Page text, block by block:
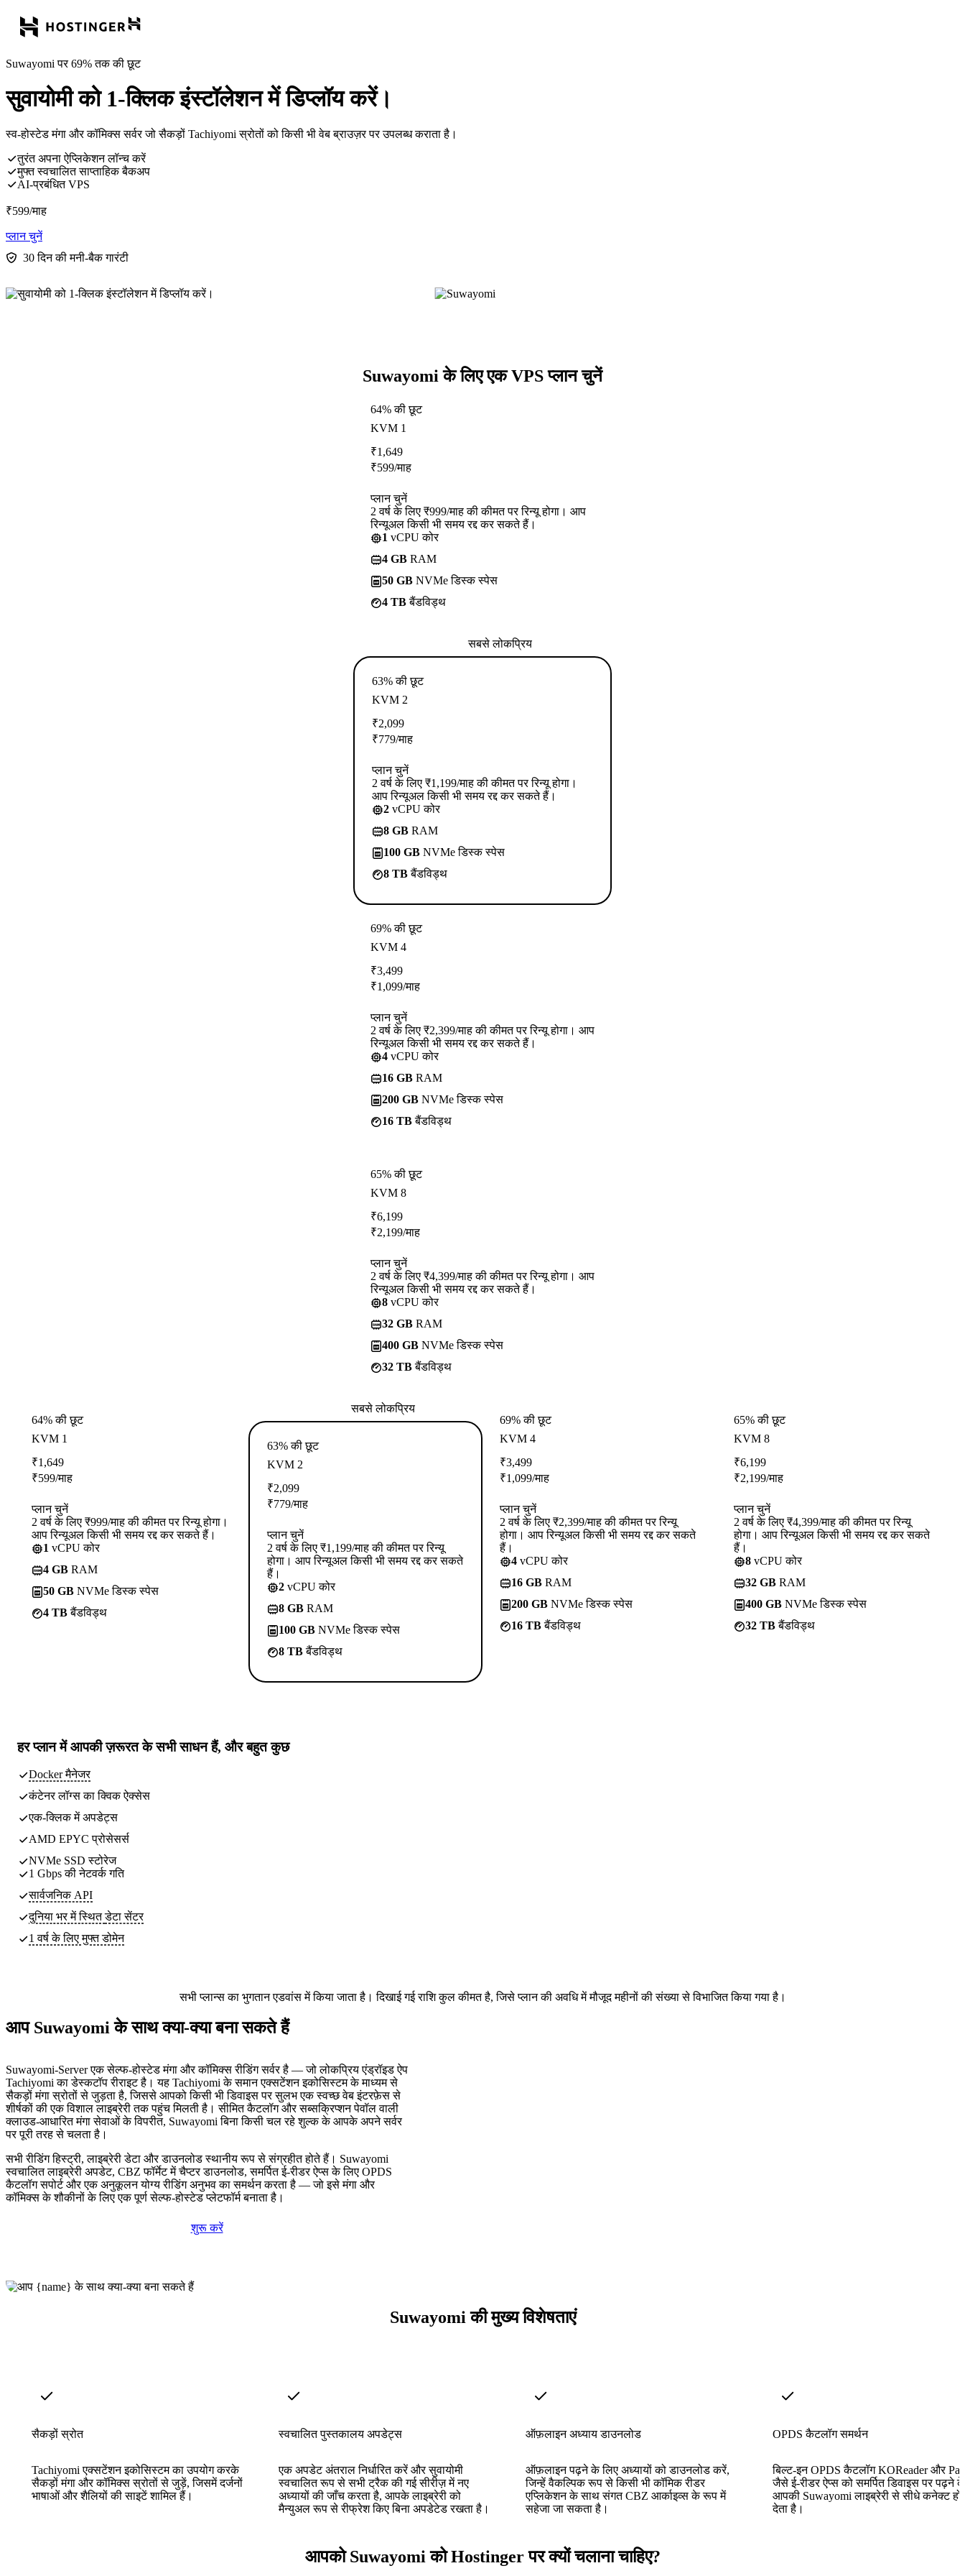
Suwayomi पर 69% तक की छूट
सुवायोमी को 1-क्लिक इंस्टॉलेशन में डिप्लॉय करें।
स्व-होस्टेड मंगा और कॉमिक्स सर्वर जो सैकड़ों Tachiyomi स्रोतों को किसी भी वेब ब्राउज़र पर उपलब्ध कराता है।
तुरंत अपना ऐप्लिकेशन लॉन्च करें
मुफ्त स्वचालित साप्ताहिक बैकअप
AI-प्रबंधित VPS
₹599/माह
प्लान चुनें
30 दिन की मनी-बैक गारंटी
Suwayomi के लिए एक VPS प्लान चुनें
64% की छूट
KVM 1
₹1,649
₹599/माह
प्लान चुनें
2 वर्ष के लिए ₹999/माह की कीमत पर रिन्यू होगा। आप
रिन्यूअल किसी भी समय रद्द कर सकते हैं।
1 vCPU कोर
4 GB RAM
50 GB NVMe डिस्क स्पेस
4 TBबैंडविड्थ
सबसे लोकप्रिय
63% की छूट
KVM 2
₹2,099
₹779/माह
प्लान चुनें
2 वर्ष के लिए ₹1,199/माह की कीमत पर रिन्यू होगा।
आप रिन्यूअल किसी भी समय रद्द कर सकते हैं।
2 vCPU कोर
8 GB RAM
100 GB NVMe डिस्क स्पेस
8 TBबैंडविड्थ
69% की छूट
KVM 4
₹3,499
₹1,099/माह
प्लान चुनें
2 वर्ष के लिए ₹2,399/माह की कीमत पर रिन्यू होगा। आप
रिन्यूअल किसी भी समय रद्द कर सकते हैं।
4 vCPU कोर
16 GB RAM
200 GB NVMe डिस्क स्पेस
16 TBबैंडविड्थ
65% की छूट
KVM 8
₹6,199
₹2,199/माह
प्लान चुनें
2 वर्ष के लिए ₹4,399/माह की कीमत पर रिन्यू होगा। आप
रिन्यूअल किसी भी समय रद्द कर सकते हैं।
8 vCPU कोर
32 GB RAM
400 GB NVMe डिस्क स्पेस
32 TBबैंडविड्थ
64% की छूट
KVM 1
₹1,649
₹599/माह
प्लान चुनें
2 वर्ष के लिए ₹999/माह की कीमत पर रिन्यू होगा।
आप रिन्यूअल किसी भी समय रद्द कर सकते हैं।
1 vCPU कोर
4 GB RAM
50 GB NVMe डिस्क स्पेस
4 TBबैंडविड्थ
सबसे लोकप्रिय
63% की छूट
KVM 2
₹2,099
₹779/माह
प्लान चुनें
2 वर्ष के लिए ₹1,199/माह की कीमत पर रिन्यू
होगा। आप रिन्यूअल किसी भी समय रद्द कर सकते
हैं।
2 vCPU कोर
8 GB RAM
100 GB NVMe डिस्क स्पेस
8 TBबैंडविड्थ
69% की छूट
KVM 4
₹3,499
₹1,099/माह
प्लान चुनें
2 वर्ष के लिए ₹2,399/माह की कीमत पर रिन्यू
होगा। आप रिन्यूअल किसी भी समय रद्द कर सकते
हैं।
4 vCPU कोर
16 GB RAM
200 GB NVMe डिस्क स्पेस
16 TBबैंडविड्थ
65% की छूट
KVM 8
₹6,199
₹2,199/माह
प्लान चुनें
2 वर्ष के लिए ₹4,399/माह की कीमत पर रिन्यू
होगा। आप रिन्यूअल किसी भी समय रद्द कर सकते
हैं।
8 vCPU कोर
32 GB RAM
400 GB NVMe डिस्क स्पेस
32 TBबैंडविड्थ
हर प्लान मेंआपकी ज़रूरत के सभी साधनहैं, और बहुत कुछ
Docker मैनेजर
कंटेनर लॉग्स का क्विक ऐक्सेस
एक-क्लिक में अपडेट्स
AMD EPYC प्रोसेसर्स
NVMe SSD स्टोरेज
1 Gbps की नेटवर्क गति
सार्वजनिक API
दुनिया भर में स्थितडेटा सेंटर
1 वर्ष के लिए मुफ्त डोमेन
सभी प्लान्स का भुगतान एडवांस में किया जाता है। दिखाई गई राशि कुल कीमत है, जिसे प्लान की अवधि में मौजूद महीनों की संख्या से विभाजित किया गया है।
आप Suwayomi के साथ क्या-क्या बना सकते हैं
Suwayomi-Server एक सेल्फ-होस्टेड मंगा और कॉमिक्स रीडिंग सर्वर है — जो लोकप्रिय एंड्रॉइड ऐप
Tachiyomi का डेस्कटॉप रीराइट है। यह Tachiyomi के समान एक्सटेंशन इकोसिस्टम के माध्यम से
सैकड़ों मंगा स्रोतों से जुड़ता है, जिससे आपको किसी भी डिवाइस पर सुलभ एक स्वच्छ वेब इंटरफ़ेस से
शीर्षकों की एक विशाल लाइब्रेरी तक पहुंच मिलती है। सीमित कैटलॉग और सब्सक्रिप्शन पेवॉल वाली
क्लाउड-आधारित मंगा सेवाओं के विपरीत, Suwayomi बिना किसी चल रहे शुल्क के आपके अपने सर्वर
पर पूरी तरह से चलता है।
सभी रीडिंग हिस्ट्री, लाइब्रेरी डेटा और डाउनलोड स्थानीय रूप से संग्रहीत होते हैं। Suwayomi
स्वचालित लाइब्रेरी अपडेट, CBZ फॉर्मेट में चैप्टर डाउनलोड, समर्पित ई-रीडर ऐप्स के लिए OPDS
कैटलॉग सपोर्ट और एक अनुकूलन योग्य रीडिंग अनुभव का समर्थन करता है — जो इसे मंगा और
कॉमिक्स के शौकीनों के लिए एक पूर्ण सेल्फ-होस्टेड प्लेटफॉर्म बनाता है।
शुरू करें
Suwayomi की मुख्य विशेषताएं
सैकड़ों स्रोत
Tachiyomi एक्सटेंशन इकोसिस्टम का उपयोग करके
सैकड़ों मंगा और कॉमिक्स स्रोतों से जुड़ें, जिसमें दर्जनों
भाषाओं और शैलियों की साइटें शामिल हैं।
स्वचालित पुस्तकालय अपडेट्स
एक अपडेट अंतराल निर्धारित करें और सुवायोमी
स्वचालित रूप से सभी ट्रैक की गई सीरीज़ में नए
अध्यायों की जाँच करता है, आपके लाइब्रेरी को
मैन्युअल रूप से रीफ्रेश किए बिना अपडेटेड रखता है।
ऑफ़लाइन अध्याय डाउनलोड
ऑफ़लाइन पढ़ने के लिए अध्यायों को डाउनलोड करें,
जिन्हें वैकल्पिक रूप से किसी भी कॉमिक रीडर
एप्लिकेशन के साथ संगत CBZ आर्काइव्स के रूप में
सहेजा जा सकता है।
OPDS कैटलॉग समर्थन
बिल्ट-इन OPDS कैटलॉग KOReader और
जैसे ई-रीडर ऐप्स को समर्पित डिवाइस पर पढ़ने
आपकी Suwayomi लाइब्रेरी से सीधे कनेक्ट
देता है।
आपको Suwayomi को Hostinger पर क्यों चलाना चाहिए?